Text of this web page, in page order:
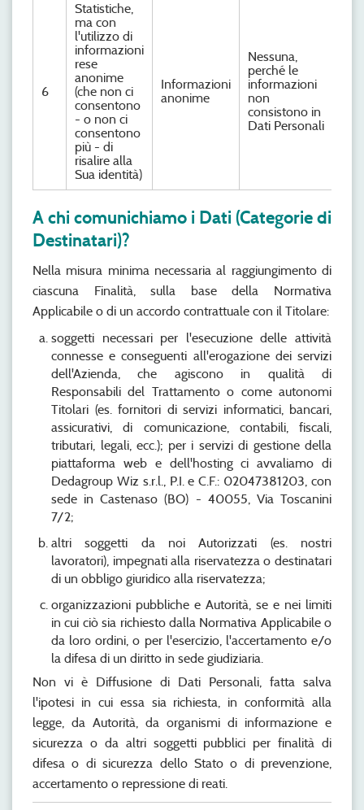
6
Statistiche,
ma con
l'utilizzo di
informazioni
rese
anonime
(che non ci
consentono
- o non ci
consentono
più - di
risalire alla
Sua identità)
Informazioni
anonime
Nessuna,
perché le
informazioni
non
consistono in
Dati Personali
A chi comunichiamo i Dati (Categorie di
Destinatari)?
Nella misura minima necessaria al raggiungimento di
ciascuna Finalità, sulla base della Normativa
Applicabile o di un accordo contrattuale con il Titolare:
soggetti necessari per l'esecuzione delle attività
connesse e conseguenti all'erogazione dei servizi
dell'Azienda, che agiscono in qualità di
Responsabili del Trattamento o come autonomi
Titolari (es. fornitori di servizi informatici, bancari,
assicurativi, di comunicazione, contabili, fiscali,
tributari, legali, ecc.); per i servizi di gestione della
piattaforma web e dell'hosting ci avvaliamo di
Dedagroup Wiz s.r.l., P.I. e C.F.: 02047381203, con
sede in Castenaso (BO) - 40055, Via Toscanini
7/2;
altri soggetti da noi Autorizzati (es. nostri
lavoratori), impegnati alla riservatezza o destinatari
di un obbligo giuridico alla riservatezza;
organizzazioni pubbliche e Autorità, se e nei limiti
in cui ciò sia richiesto dalla Normativa Applicabile o
da loro ordini, o per l'esercizio, l'accertamento e/o
la difesa di un diritto in sede giudiziaria.
Non vi è Diffusione di Dati Personali, fatta salva
l'ipotesi in cui essa sia richiesta, in conformità alla
legge, da Autorità, da organismi di informazione e
sicurezza o da altri soggetti pubblici per finalità di
difesa o di sicurezza dello Stato o di prevenzione,
accertamento o repressione di reati.